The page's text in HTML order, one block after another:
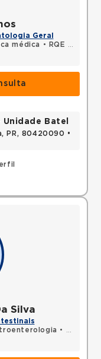
Geral
médica •
RQE 30670 - Gastroenterologia
Batel
PR, 80420090 •
Silva
•